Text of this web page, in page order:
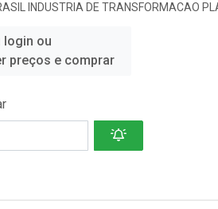
INDUSTRIA DE TRANSFORMACAO
login ou
preços e comprar